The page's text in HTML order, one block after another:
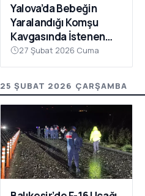
Yalova’da Bebeğin
Yaralandığı Komşu
Kavgasında İstenen
Ceza Belli Oldu: Çocuk
Skuter’ı ‘Silah’ Sayıldı
27 Şubat 2026 Cuma
25 ŞUBAT 2026 ÇARŞAMBA